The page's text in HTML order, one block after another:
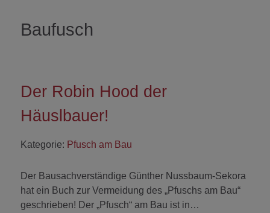
Baufusch
Der Robin Hood der
Häuslbauer!
Kategorie: Pfusch am Bau
Der Bausachverständige Günther Nussbaum-Sekora
hat ein Buch zur Vermeidung des „Pfuschs am Bau“
geschrieben! Der „Pfusch“ am Bau ist in…